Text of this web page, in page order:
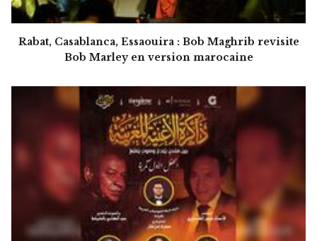
Rabat, Casablanca, Essaouira : Bob Maghrib revisite
Bob Marley en version marocaine